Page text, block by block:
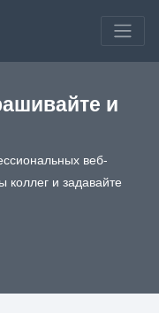
и
веб-
коллег и задавайте